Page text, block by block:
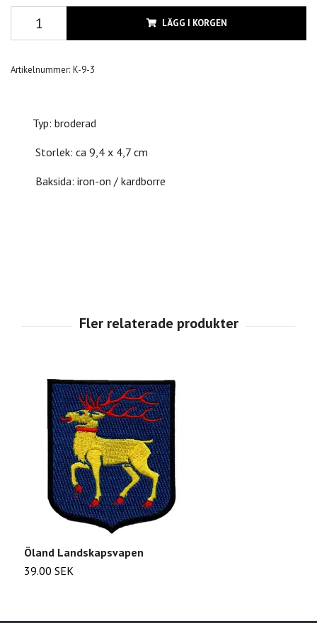
LÄGG I KORGEN
Artikelnummer: K-9-3
Typ: broderad
Storlek: ca 9,4 x 4,7 cm
Baksida: iron-on / kardborre
Öland Landskapsvapen
39.00 SEK